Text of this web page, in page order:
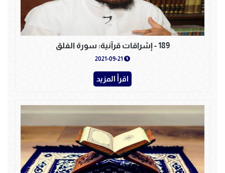
189 - إشراقات قرآنية: سورة الفلق
اقرأ المزيد